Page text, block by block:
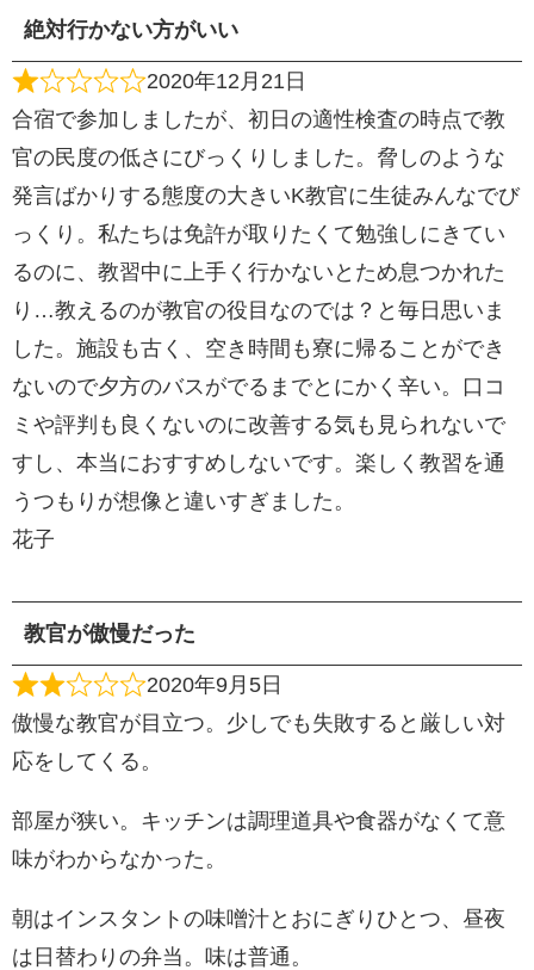
絶対行かない方がいい
2020年12月21日
合宿で参加しましたが、初日の適性検査の時点で教
官の民度の低さにびっくりしました。脅しのような
発言ばかりする態度の大きいK教官に生徒みんなでび
っくり。私たちは免許が取りたくて勉強しにきてい
るのに、教習中に上手く行かないとため息つかれた
り…教えるのが教官の役目なのでは？と毎日思いま
した。施設も古く、空き時間も寮に帰ることができ
ないので夕方のバスがでるまでとにかく辛い。口コ
ミや評判も良くないのに改善する気も見られないで
すし、本当におすすめしないです。楽しく教習を通
うつもりが想像と違いすぎました。
花子
教官が傲慢だった
2020年9月5日
傲慢な教官が目立つ。少しでも失敗すると厳しい対
応をしてくる。
部屋が狭い。キッチンは調理道具や食器がなくて意
味がわからなかった。
朝はインスタントの味噌汁とおにぎりひとつ、昼夜
は日替わりの弁当。味は普通。